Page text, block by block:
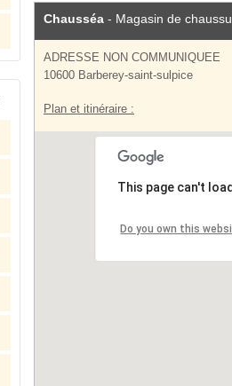
Chausséa - Magasin de
ADRESSE NON COMMUNIQUEE
10600 Barberey-saint-sulpice
Plan et itinéraire :
This page can't
Do you own this